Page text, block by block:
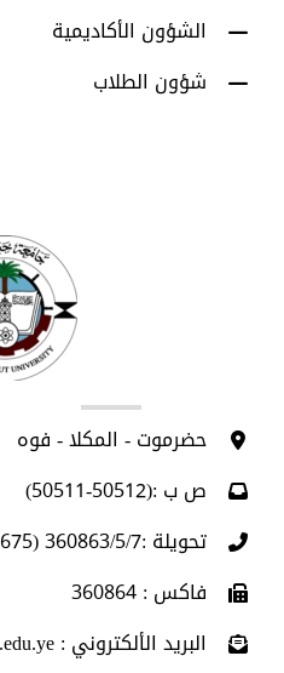
الشؤون الأكاديمية
شؤون الطلاب
حضرموت - المكلا - فوه
ص ب :(50512-50511)
تحويلة :360863/5/7 (009675)
فاكس : 360864
البريد الألكتروني : info@hu.edu.ye